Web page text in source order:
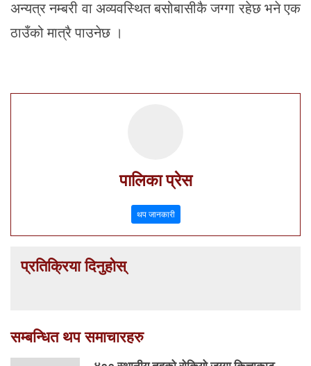
अन्यत्र नम्बरी वा अव्यवस्थित बसोबासीकै जग्गा रहेछ भने एक
ठाउँको मात्रै पाउनेछ ।
पालिका प्रेस
थप जानकारी
प्रतिक्रिया दिनुहोस्
सम्बन्धित थप समाचारहरु